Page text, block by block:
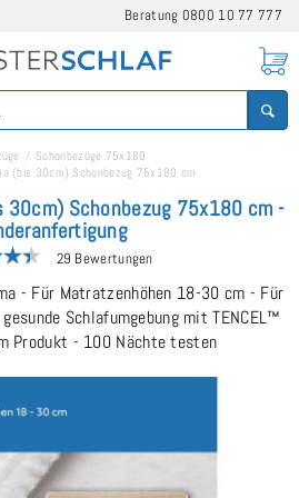
Beratung 0800 10 77 777
Schonbezüge 75x180
(bis 30cm) Schonbezug 75x180 cm
30cm) Schonbezug 75x180 cm -
29 Bewertungen
- Für Matratzenhöhen 18-30 cm - Für
Schlafumgebung mit TENCEL™
Produkt - 100 Nächte testen